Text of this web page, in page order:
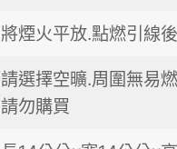
將煙火平放.點燃引線
請選擇空曠.周圍無易
請勿購買